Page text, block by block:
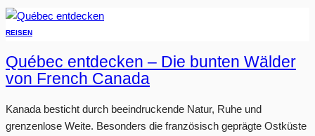
REISEN
Québec entdecken – Die bunten Wälder
von French Canada
Kanada besticht durch beeindruckende Natur, Ruhe und
grenzenlose Weite. Besonders die französisch geprägte Ostküste